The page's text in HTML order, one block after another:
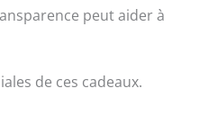
peut aider à
de ces cadeaux.